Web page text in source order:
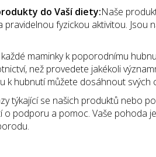
do Vaší diety:Naše
pravidelnou fyzickou aktivitou.
maminky k poporodnímu
než provedete jakékoli
k hubnutí můžete dosáhnout
týkající se našich produktů nebo
podporu a pomoc. Vaše pohoda